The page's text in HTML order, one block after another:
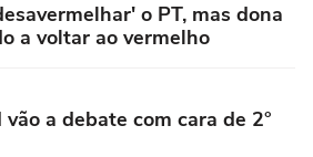
o PT, mas dona
a voltar ao vermelho
a debate com cara de 2°